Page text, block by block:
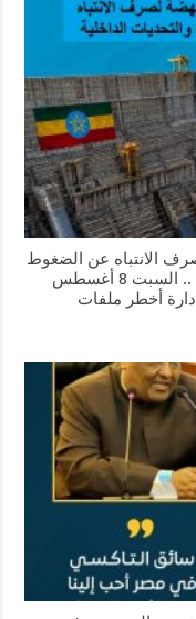
الانتباه عن الضغوط
الاقتصادية والسياسية والتحديات الداخلية .. السبت 8 أغسطس
أخطر ملفات